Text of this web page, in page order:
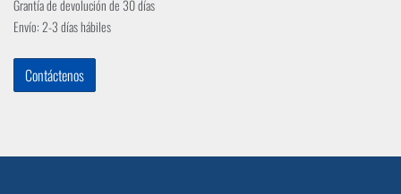
Grantía de devolución de 30 días
Envío: 2-3 días hábiles
Contáctenos